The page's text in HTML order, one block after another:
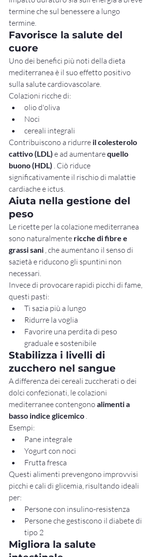
termine che sul benessere a lungo
termine.
Favorisce la salute del
cuore
Uno dei benefici più noti della dieta
mediterranea è il suo effetto positivo
sulla salute cardiovascolare.
Colazioni ricche di:
olio d'oliva
Noci
cereali integrali
Contribuiscono a ridurre il colesterolo
cattivo (LDL) e ad aumentare quello
buono (HDL) . Ciò riduce
significativamente il rischio di malattie
cardiache e ictus.
Aiuta nella gestione del
peso
Le ricette per la colazione mediterranea
sono naturalmente ricche di fibre e
grassi sani , che aumentano il senso di
sazietà e riducono gli spuntini non
necessari.
Invece di provocare rapidi picchi di fame,
questi pasti:
Ti sazia più a lungo
Ridurre la voglia
Favorire una perdita di peso
graduale e sostenibile
Stabilizza i livelli di
zucchero nel sangue
A differenza dei cereali zuccherati o dei
dolci confezionati, le colazioni
mediterranee contengono alimenti a
basso indice glicemico .
Esempi:
Pane integrale
Yogurt con noci
Frutta fresca
Questi alimenti prevengono improvvisi
picchi e cali di glicemia, risultando ideali
per:
Persone con insulino-resistenza
Persone che gestiscono il diabete di
tipo 2
Migliora la salute